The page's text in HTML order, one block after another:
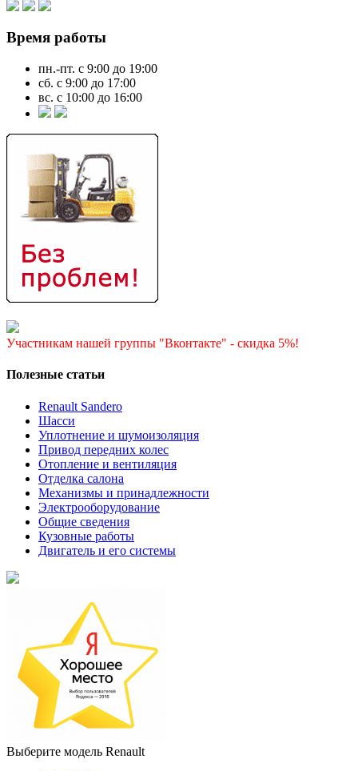
Время работы
пн.-пт. с 9:00 до 19:00
сб. с 9:00 до 17:00
вс. с 10:00 до 16:00
Участникам нашей группы "Вконтакте" - скидка 5%!
Полезные статьи
Renault Sandero
Шасси
Уплотнение и шумоизоляция
Привод передних колес
Отопление и вентиляция
Отделка салона
Механизмы и принадлежности
Электрооборудование
Общие сведения
Кузовные работы
Двигатель и его системы
Выберите модель Renault